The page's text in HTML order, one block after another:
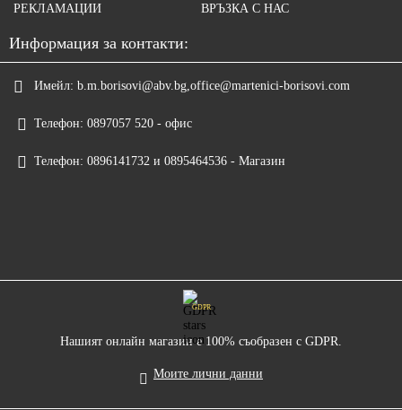
РЕКЛАМАЦИИ ВРЪЗКА С НАС
Информация за контакти:
Имейл: b.m.borisovi@abv.bg,office@martenici-borisovi.com
Телефон: 0897057 520 - офис
Телефон: 0896141732 и 0895464536 - Магазин
GDPR
Нашият онлайн магазин е 100% съобразен с GDPR.
Моите лични данни